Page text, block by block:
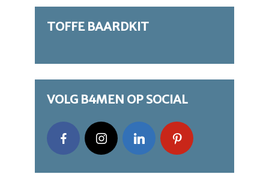
TOFFE BAARDKIT
VOLG B4MEN OP SOCIAL